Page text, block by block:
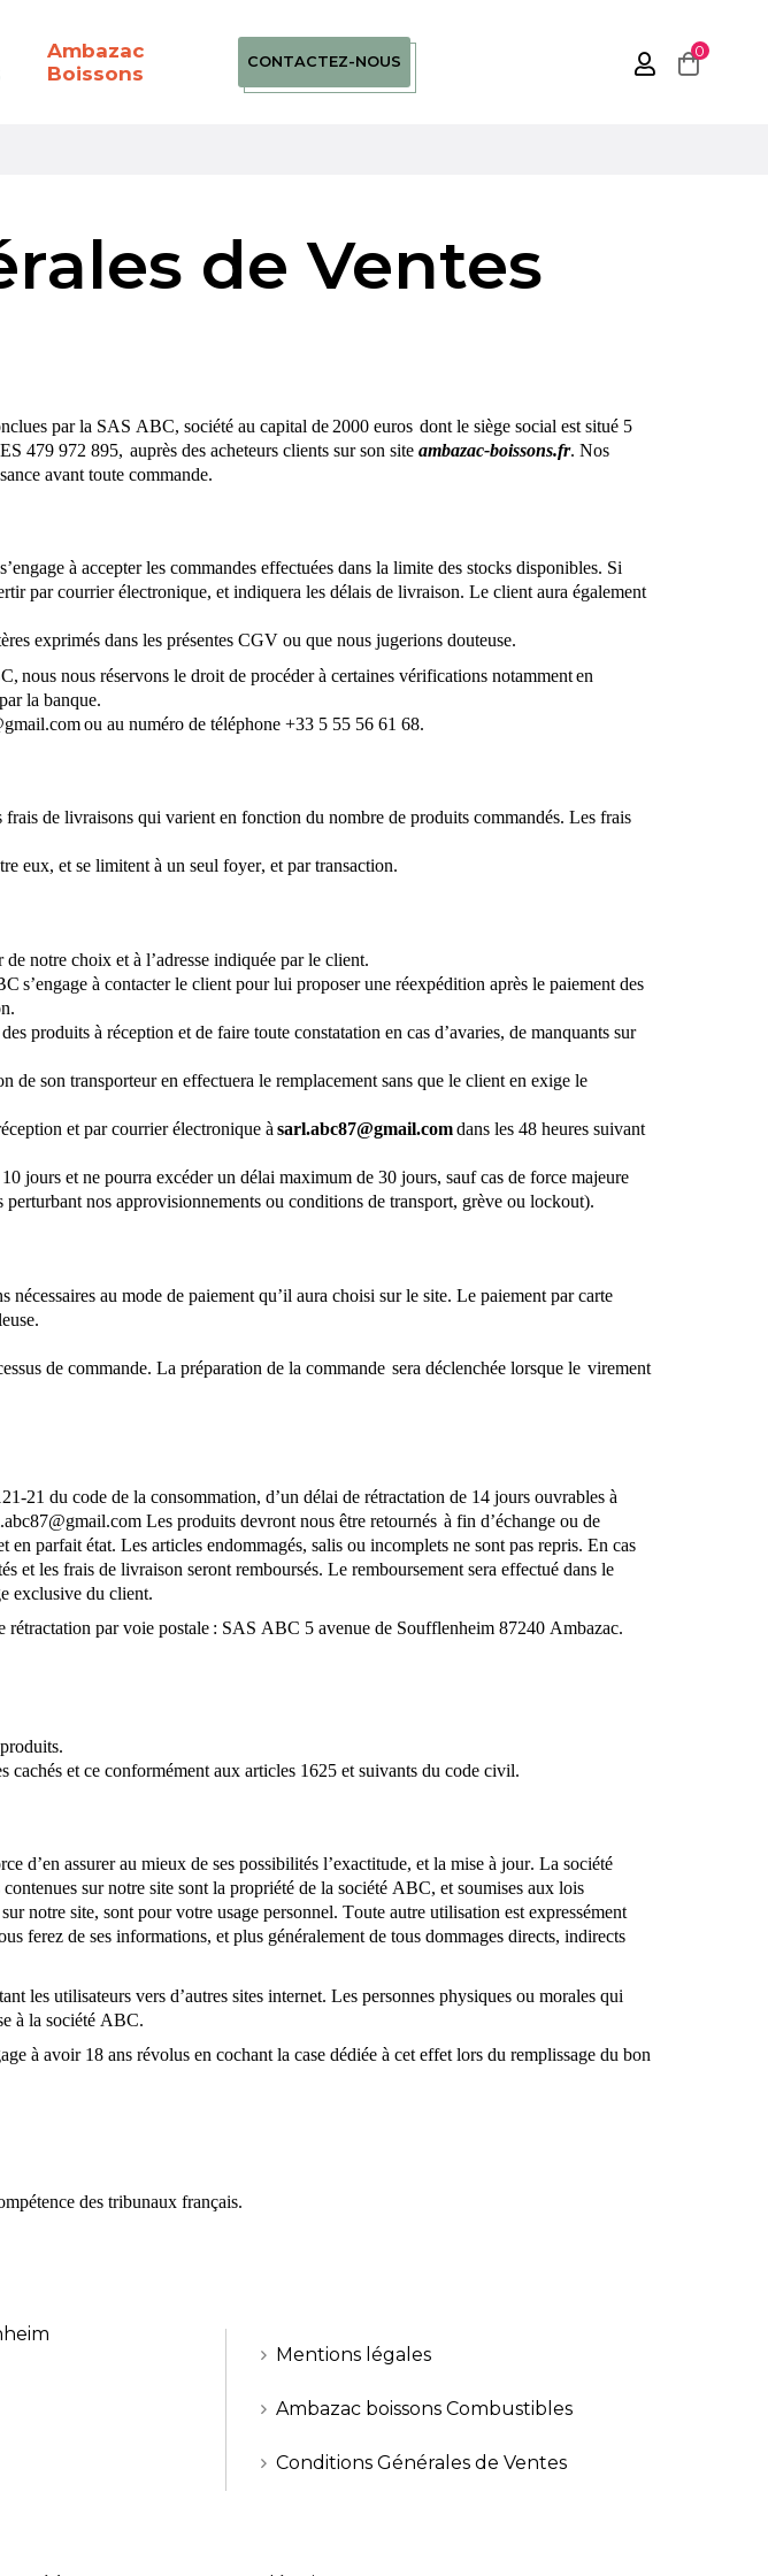
Ambazac
Boissons
CONTACTEZ-NOUS
0
de Ventes
par la SAS ABC, société au capital de 2000 euros dont le siège social est situé 5
479 972 895, auprès des acheteurs clients sur son site ambazac-boissons.fr. Nos
avant toute commande.
à accepter les commandes effectuées dans la limite des stocks disponibles. Si
par courrier électronique, et indiquera les délais de livraison. Le client aura également
exprimés dans les présentes CGV ou que nous jugerions douteuse.
nous nous réservons le droit de procéder à certaines vérifications notamment en
la banque.
ou au numéro de téléphone +33 5 55 56 61 68.
de livraisons qui varient en fonction du nombre de produits commandés. Les frais
eux, et se limitent à un seul foyer, et par transaction.
notre choix et à l’adresse indiquée par le client.
s’engage à contacter le client pour lui proposer une réexpédition après le paiement des
produits à réception et de faire toute constatation en cas d’avaries, de manquants sur
de son transporteur en effectuera le remplacement sans que le client en exige le
et par courrier électronique à sarl.abc87@gmail.comdans les 48 heures suivant
jours et ne pourra excéder un délai maximum de 30 jours, sauf cas de force majeure
nos approvisionnements ou conditions de transport, grève ou lockout).
au mode de paiement qu’il aura choisi sur le site. Le paiement par carte
de commande. La préparation de la commande sera déclenchée lorsque le virement
21 du code de la consommation, d’un délai de rétractation de 14 jours ouvrables à
Les produits devront nous être retournés à fin d’échange ou de
parfait état. Les articles endommagés, salis ou incomplets ne sont pas repris. En cas
et les frais de livraison seront remboursés. Le remboursement sera effectué dans le
exclusive du client.
rétractation par voie postale : SAS ABC 5 avenue de Soufflenheim 87240 Ambazac.
et ce conformément aux articles 1625 et suivants du code civil.
d’en assurer au mieux de ses possibilités l’exactitude, et la mise à jour. La société
sur notre site sont la propriété de la société ABC, et soumises aux lois
notre site, sont pour votre usage personnel. Toute autre utilisation est expressément
ferez de ses informations, et plus généralement de tous dommages directs, indirects
les utilisateurs vers d’autres sites internet. Les personnes physiques ou morales qui
à la société ABC.
à avoir 18 ans révolus en cochant la case dédiée à cet effet lors du remplissage du bon
des tribunaux français.
Mentions légales
Ambazac boissons Combustibles
Conditions Générales de Ventes